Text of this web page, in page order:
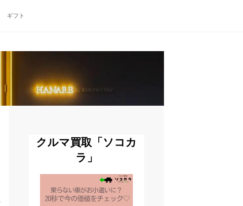
ギフト
クルマ買取「ソコカ
ラ」